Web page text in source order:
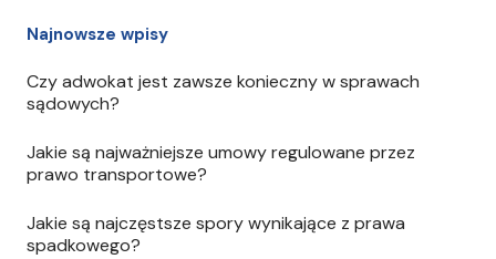
Najnowsze wpisy
Czy adwokat jest zawsze konieczny w sprawach
sądowych?
Jakie są najważniejsze umowy regulowane przez
prawo transportowe?
Jakie są najczęstsze spory wynikające z prawa
spadkowego?